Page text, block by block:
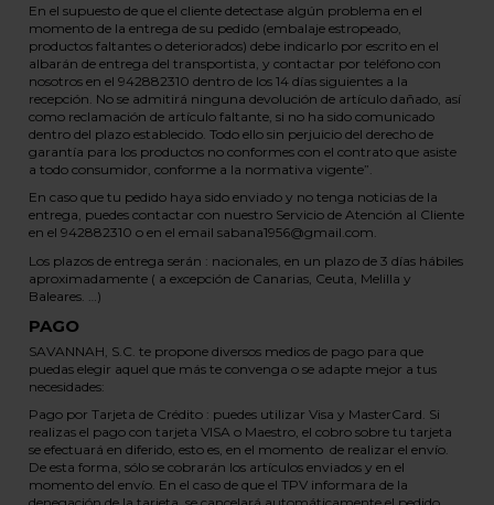
En el supuesto de que el cliente detectase algún problema en el
momento de la entrega de su pedido (embalaje estropeado,
productos faltantes o deteriorados) debe indicarlo por escrito en el
albarán de entrega del transportista, y contactar por teléfono con
nosotros en el 942882310 dentro de los 14 días siguientes a la
recepción. No se admitirá ninguna devolución de artículo dañado, así
como reclamación de artículo faltante, si no ha sido comunicado
dentro del plazo establecido. Todo ello sin perjuicio del derecho de
garantía para los productos no conformes con el contrato que asiste
a todo consumidor, conforme a la normativa vigente”.
En caso que tu pedido haya sido enviado y no tenga noticias de la
entrega, puedes contactar con nuestro Servicio de Atención al Cliente
en el 942882310 o en el email sabana1956@gmail.com.
Los plazos de entrega serán : nacionales, en un plazo de 3 días hábiles
aproximadamente ( a excepción de Canarias, Ceuta, Melilla y
Baleares. …)
PAGO
SAVANNAH, S.C. te propone diversos medios de pago para que
puedas elegir aquel que más te convenga o se adapte mejor a tus
necesidades:
Pago por Tarjeta de Crédito : puedes utilizar Visa y MasterCard. Si
realizas el pago con tarjeta VISA o Maestro, el cobro sobre tu tarjeta
se efectuará en diferido, esto es, en el momento de realizar el envío.
De esta forma, sólo se cobrarán los artículos enviados y en el
momento del envío. En el caso de que el TPV informara de la